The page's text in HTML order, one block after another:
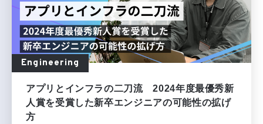
Engineering
アプリとインフラの二刀流 2024年度最優秀新
人賞を受賞した新卒エンジニアの可能性の拡げ
方